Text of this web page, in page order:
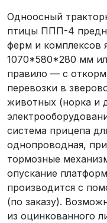
Одноосный
птицы ППП-4
ферм и комплексов
1070*580*280 мм
правило — с
перевозки в
животных (норка и
система прицепа
однопроводная,
тормозные
опускание
производится с
(по заказу).
из оцинкованного